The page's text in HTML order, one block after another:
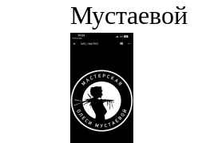
Мустаевой